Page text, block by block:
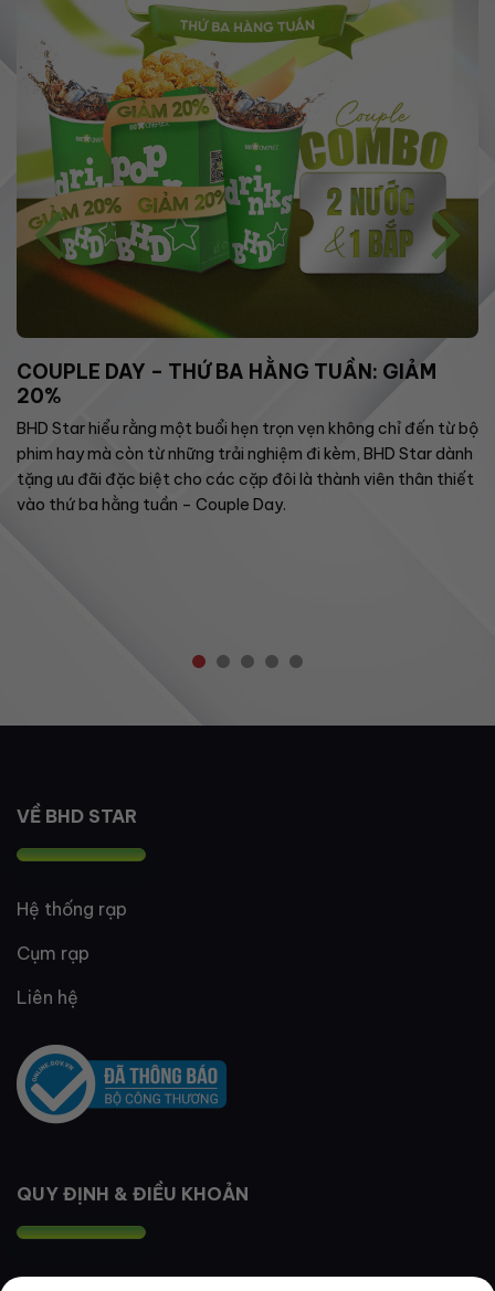
COUPLE DAY – THỨ BA HẰNG TUẦN: GIẢM
20%
BHD Star hiểu rằng một buổi hẹn trọn vẹn không chỉ đến từ bộ
phim hay mà còn từ những trải nghiệm đi kèm, BHD Star dành
tặng ưu đãi đặc biệt cho các cặp đôi là thành viên thân thiết
vào thứ ba hằng tuần – Couple Day.
VỀ BHD STAR
Hệ thống rạp
Cụm rạp
Liên hệ
QUY ĐỊNH & ĐIỀU KHOẢN
Quy định thành viên